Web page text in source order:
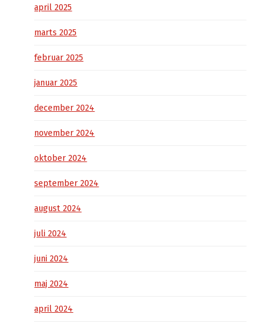
april 2025
marts 2025
februar 2025
januar 2025
december 2024
november 2024
oktober 2024
september 2024
august 2024
juli 2024
juni 2024
maj 2024
april 2024